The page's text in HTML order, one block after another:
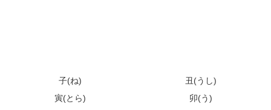
子(ね)
丑(うし)
寅(とら)
卯(う)